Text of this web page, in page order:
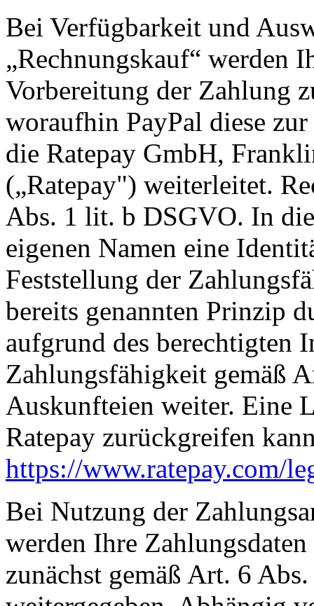
Bei Verfügbarkeit und
„Rechnungskauf“ werden
Vorbereitung der Zahlung
woraufhin PayPal diese
die Ratepay GmbH,
(„Ratepay") weiterleitet.
Abs. 1 lit. b DSGVO. In
eigenen Namen eine
Feststellung der
bereits genannten Prinzip
aufgrund des berechtigten
Zahlungsfähigkeit gemäß
Auskunfteien weiter. Eine
Ratepay zurückgreifen
https://www.ratepay.com/
Bei Nutzung der
werden Ihre
zunächst gemäß Art. 6